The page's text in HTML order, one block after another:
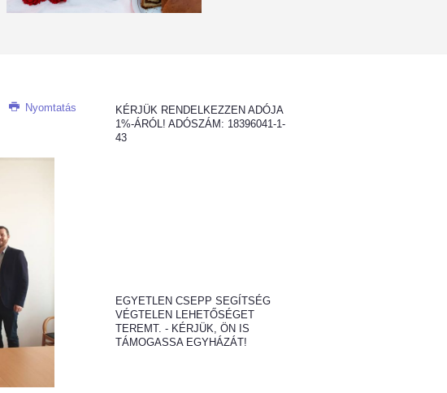
Nyomtatás
KÉRJÜK RENDELKEZZEN ADÓJA
1%-ÁRÓL! ADÓSZÁM: 18396041-1-
43
EGYETLEN CSEPP SEGÍTSÉG
VÉGTELEN LEHETŐSÉGET
TEREMT. - KÉRJÜK, ÖN IS
TÁMOGASSA EGYHÁZÁT!